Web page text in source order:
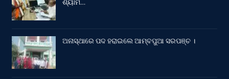
ଶ୍ୟାମ…
ଅନାସ୍ଥାରେ ପଦ ହରାଇଲେ ଆମ୍ବପୁଆ ସରପଞ୍ଚ ।